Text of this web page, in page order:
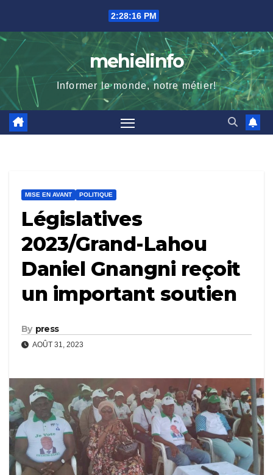
content
2:28:18 PM
mehielinfo
Informer le monde, notre métier!
MISE EN AVANT POLITIQUE
Législatives
2023/Grand-Lahou
Daniel Gnangni reçoit
un important soutien
By press
AOÛT 31, 2023